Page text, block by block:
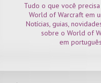
Tudo o que você
World of Warcraft em
Notícias, guias,
sobre o World of
em